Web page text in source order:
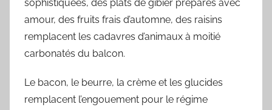
sophistiquées, des plats de gibier préparés avec
amour, des fruits frais d’automne, des raisins
remplacent les cadavres d’animaux à moitié
carbonatés du balcon.
Le bacon, le beurre, la crème et les glucides
remplacent l’engouement pour le régime